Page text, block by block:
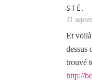
STÉ.
11
Et voilà
dessus
trouvé
http://